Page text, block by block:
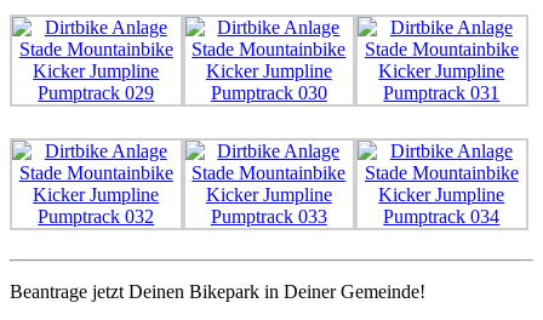
Beantrage jetzt Deinen Bikepark in Deiner Gemeinde!